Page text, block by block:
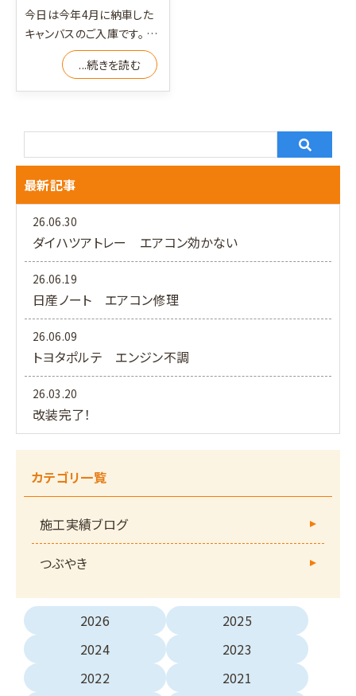
今日は今年4月に納車した
キャンバスのご入庫です。 こ
のキャンバスのリヤ側のガラ
スはプライバシーガラス
...続きを読む
最新記事
26.06.30
ダイハツアトレー エアコン効かない
26.06.19
日産ノート エアコン修理
26.06.09
トヨタポルテ エンジン不調
26.03.20
改装完了！
カテゴリ一覧
施工実績ブログ
つぶやき
2026
2025
2024
2023
2022
2021